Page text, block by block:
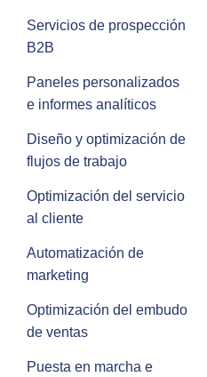
Servicios de prospección
B2B
Paneles personalizados
e informes analíticos
Diseño y optimización de
flujos de trabajo
Optimización del servicio
al cliente
Automatización de
marketing
Optimización del embudo
de ventas
Puesta en marcha e